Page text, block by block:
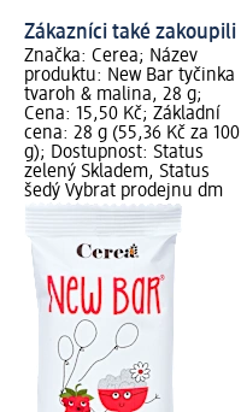
Zákazníci také zakoupili
Značka: Cerea; Název
produktu: New Bar tyčinka
tvaroh & malina, 28 g;
Cena: 15,50 Kč; Základní
cena: 28 g (55,36 Kč za 100
g); Dostupnost: Status
zelený Skladem, Status
šedý Vybrat prodejnu dm